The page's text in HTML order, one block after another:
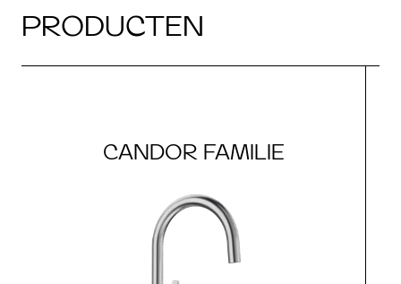
PRODUCTEN
CANDOR FAMILIE